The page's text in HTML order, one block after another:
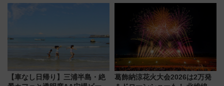
ー当時の停車駅」を再現 運転
【車なし日帰り】三浦半島・絶
葛飾納涼花火大会2026は2万発